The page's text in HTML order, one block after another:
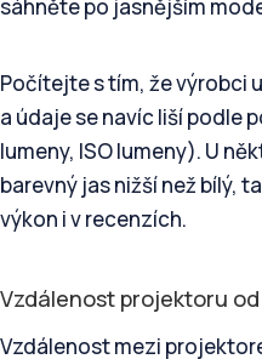
sáhněte po jasnějším
Počítejte s tím, že výrobci
a údaje se navíc liší podle
lumeny, ISO lumeny). U
barevný jas nižší než bílý,
výkon i v recenzích.
Vzdálenost projektoru
Vzdálenost mezi